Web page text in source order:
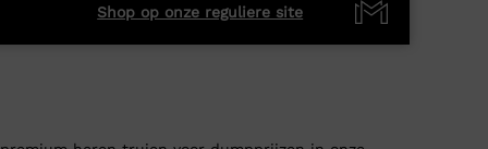
Shop op onze reguliere site